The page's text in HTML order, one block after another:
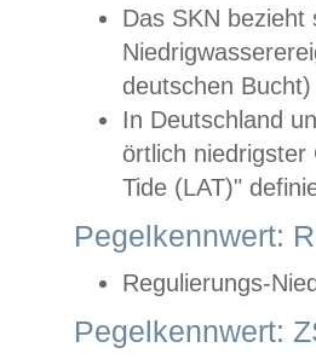
Das SKN
deutschen
In Deutschland
örtlich
Tide (LAT)"
Pegelkennwert:
Regulierungs-
Pegelkennwert: